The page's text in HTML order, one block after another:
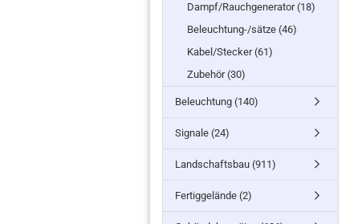
Dampf/Rauchgenerator (18)
Beleuchtung-/sätze (46)
Kabel/Stecker (61)
Zubehör (30)
Beleuchtung (140)
Signale (24)
Landschaftsbau (911)
Fertiggelände (2)